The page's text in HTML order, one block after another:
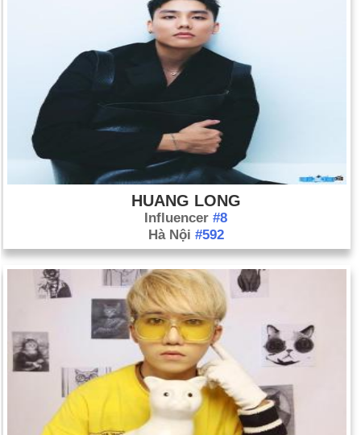
HUANG LONG
Influencer #8
Hà Nội #592